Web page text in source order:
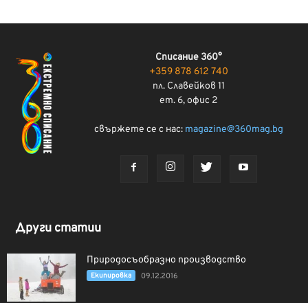
Списание 360°
+359 878 612 740
пл. Славейков 11
ет. 6, офис 2
свържете се с нас: magazine@360mag.bg
Други статии
Природосъобразно производство
Екипировка 09.12.2016